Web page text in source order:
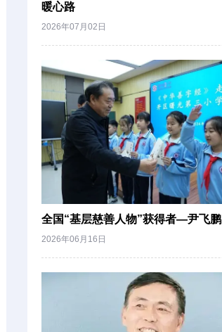
暖心路
2026年07月02日
全国“基层慈善人物”获得者—尹飞鹏
2026年06月16日